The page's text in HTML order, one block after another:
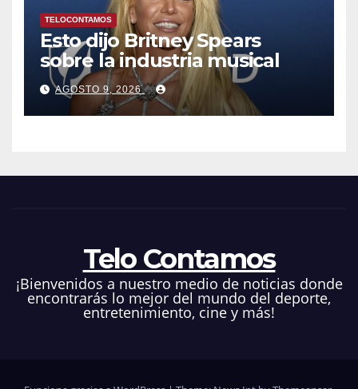
TELOCONTAMOS
Esto dijo Britney Spears
sobre la industria musical
AGOSTO 9, 2026
Telo Contamos
¡Bienvenidos a nuestro medio de noticias donde
encontrarás lo mejor del mundo del deporte,
entretenimiento, cine y más!